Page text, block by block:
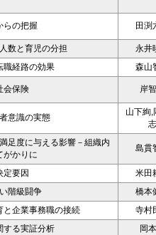
らの把握 田渕
数と育児の分担
永井
職経路の効果
森山
会保険 岸
意識の実態
山下絢,
志
足度に与える影響－組織内
がかりに
島貫
定要因
米田
階級闘争
橋本
と企業事務職の接続
寺村
する実証分析
岡